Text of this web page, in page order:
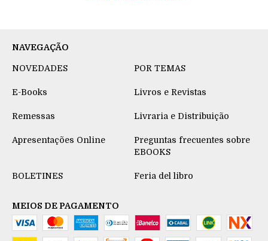
NAVEGAÇÃO
NOVEDADES POR TEMAS
E-Books Livros e Revistas
Remessas Livraria e Distribuição
Apresentações Online
Preguntas frecuentes sobre
EBOOKS
BOLETINES Feria del libro
MEIOS DE PAGAMENTO